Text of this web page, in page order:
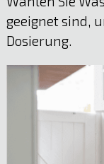
geeignet sind,
Dosierung.